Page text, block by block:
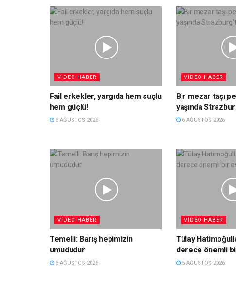
VIDEO HABER
Fail erkekler, yargıda hem suçlu
hem güçlü!
6 AĞUSTOS 2026
VIDEO HABER
Bir mezar taşı
yaşında
6 AĞUSTOS 2026
VIDEO HABER
Temelli: Barış hepimizin
umududur
6 AĞUSTOS 2026
VIDEO HABER
Tülay
derece önemli
5 AĞUSTOS 2026